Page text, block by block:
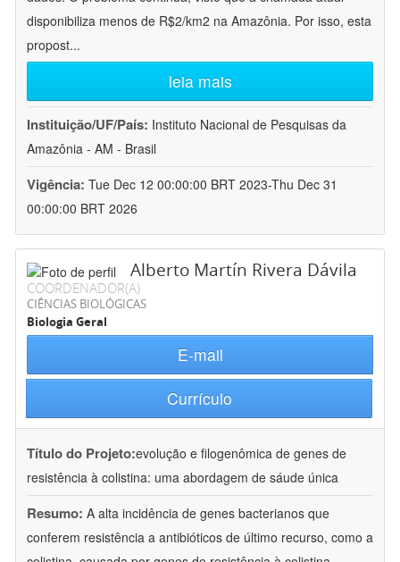
disponibiliza menos de R$2/km2 na Amazônia. Por isso, esta
propost...
leia mais
Instituição/UF/País: Instituto Nacional de Pesquisas da
Amazônia - AM - Brasil
Vigência: Tue Dec 12 00:00:00 BRT 2023-Thu Dec 31
00:00:00 BRT 2026
Alberto Martín Rivera Dávila
COORDENADOR(A)
CIÊNCIAS BIOLÓGICAS
Biologia Geral
E-mail
Currículo
Título do Projeto:evolução e filogenômica de genes de
resistência à colistina: uma abordagem de sáude única
Resumo: A alta incidência de genes bacterianos que
conferem resistência a antibióticos de último recurso, como a